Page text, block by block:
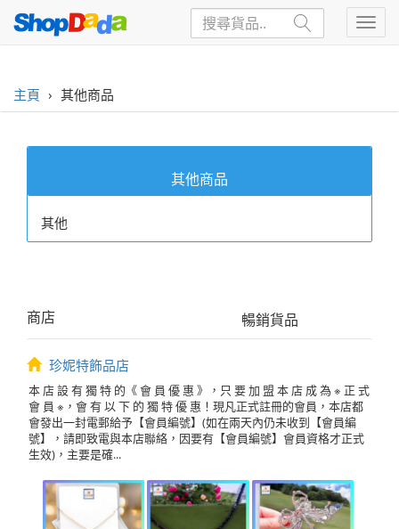
主頁 › 其他商品
其他商品
其他
商店 暢銷貨品
珍妮特飾品店
本 店 設 有 獨 特 的《 會 員 優 惠 》，只 要 加 盟 本 店 成 為 ※ 正 式
會 員 ※，會 有 以 下 的 獨 特 優 惠！現凡正式註冊的會員，本店都
會發出一封電郵給予【會員編號】(如在兩天內仍未收到【會員編
號】，請即致電與本店聯絡，因要有【會員編號】會員資格才正式
生效)，主要是確...